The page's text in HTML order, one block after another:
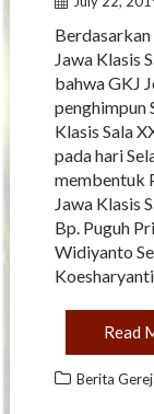
Jawa Klasis
bahwa GKJ
penghimpun
Klasis Sala
pada hari
membentuk
Jawa Klasis
Bp. Puguh
Widiyanto
Read
Berita